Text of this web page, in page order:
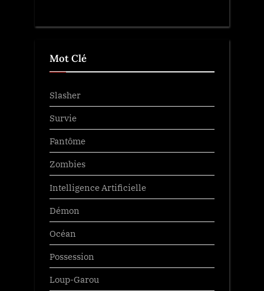
Mot Clé
Slasher
Survie
Fantôme
Zombies
Intelligence Artificielle
Démon
Océan
Possession
Loup-Garou